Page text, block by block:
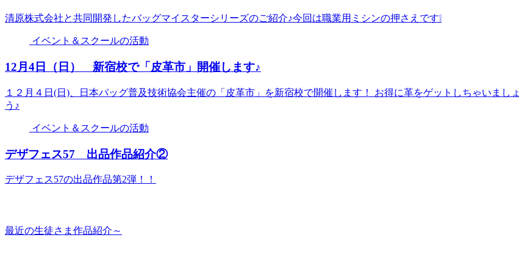
清原株式会社と共同開発したバッグマイスターシリーズのご紹介♪今回は職業用ミシンの押さえです❕
イベント＆スクールの活動
12月4日（日） 新宿校で「皮革市」開催します♪
１２月４日(日)、日本バッグ普及技術協会主催の「皮革市」を新宿校で開催します！ お得に革をゲットしちゃいましょ
う♪
イベント＆スクールの活動
デザフェス57 出品作品紹介②
デザフェス57の出品作品第2弾！！
最近の生徒さま作品紹介～